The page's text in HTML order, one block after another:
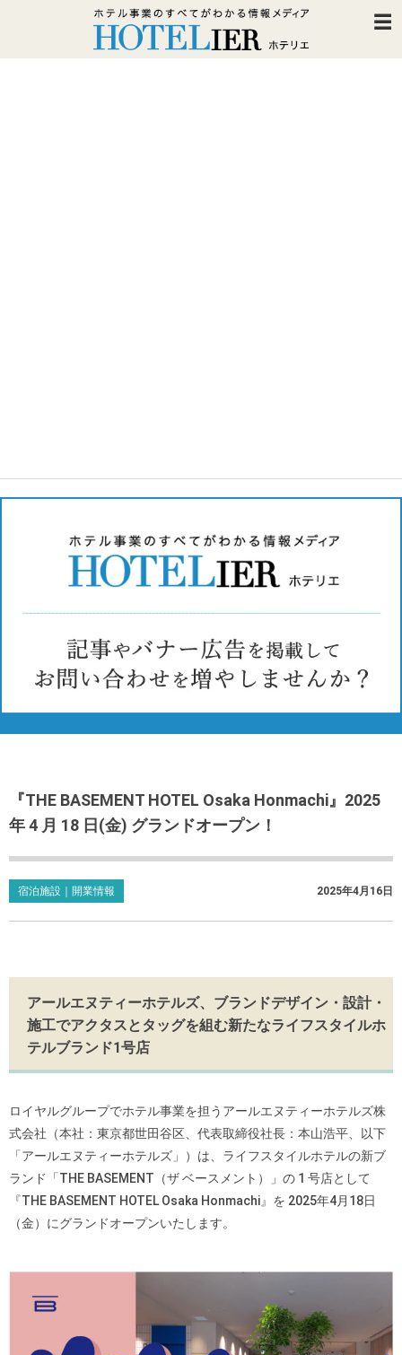
『THE BASEMENT HOTEL Osaka Honmachi』2025
年 4 月 18 日(金) グランドオープン！
宿泊施設｜開業情報 2025年4月16日
アールエヌティーホテルズ、ブランドデザイン・設計・
施工でアクタスとタッグを組む新たなライフスタイルホ
テルブランド1号店
ロイヤルグループでホテル事業を担うアールエヌティーホテルズ株
式会社（本社：東京都世田谷区、代表取締役社長：本山浩平、以下
「アールエヌティーホテルズ」）は、ライフスタイルホテルの新ブ
ランド「THE BASEMENT（ザ ベースメント）」の 1 号店として
『THE BASEMENT HOTEL Osaka Honmachi』を 2025年4月18日
（金）にグランドオープンいたします。